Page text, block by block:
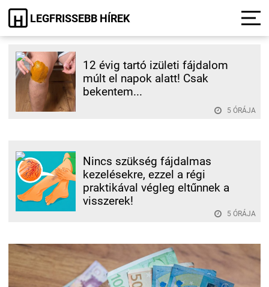
H LEGFRISSEBB HÍREK
12 évig tartó izületi fájdalom
múlt el napok alatt! Csak
bekentem...
5 ÓRÁJA
Nincs szükség fájdalmas
kezelésekre, ezzel a régi
praktikával végleg eltűnnek a
visszerek!
5 ÓRÁJA